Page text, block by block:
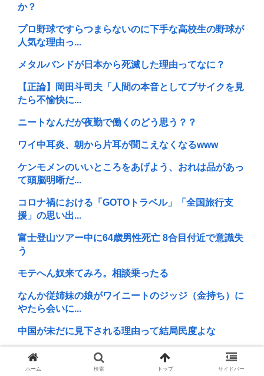
か？
プロ野球ですらつまらないのに下手な高校生の野球が
人気な理由っ...
メタルバンドが日本から死滅した理由ってなに？
【正論】岡田斗司夫「人間の本音としてブサイクを見
たら不愉快に...
ニートなんだが夜勤で働くのどう思う？？
ワイ中耳炎、朝から片耳が聞こえなくなるwww
ケンモメンのいいところをあげよう、おれは品があっ
て頭脳明晰だ...
コロナ禍における「GOTOトラベル」「全国旅行支
援」の思い出...
富士登山ツアー中に64歳男性死亡 8合目付近で意識失
う
モテへん奴来てみろ。相談乗ったる
なんか従姉妹の娘がワイニートのジッジ（金持ち）に
やたら会いに...
中国が未だに見下される理由って結局民度よな
『スマホFPS』←こいつが覇権取れなかった理由
ホーム 検索 トップ サイドバー